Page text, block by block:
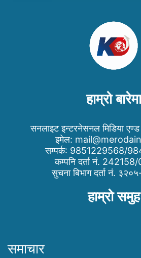
हाम्रो बारेमा
सनलाइट इन्टरनेसनल मिडिया
इमेल:
सम्पर्क: 9851229568/
कम्पनि दर्ता नं.
सुचना बिभाग दर्ता नं.
हाम्रो समुह
समाचार